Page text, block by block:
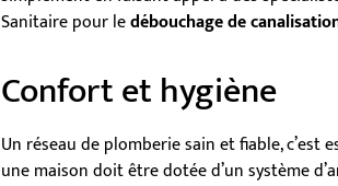
Sanitaire pour ledébouchage de
Confort et hygiène
Un réseau de plomberie sain et fiable,
une maison doit être dotée d’un système